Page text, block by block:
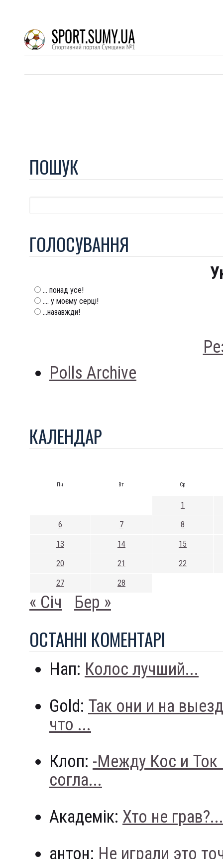
ПОШУК
ГОЛОСУВАННЯ
... понад усе!
.... у моєму серці!
...назавжди!
Polls Archive
КАЛЕНДАР
Пн Вт Ср
1
6 7 8
13 14 15
20 21 22
27 28
« Січ Бер »
ОСТАННI КОМЕНТАРI
Нап: Колос лучший...
Gold: Так они и на
что ...
Клоп: -Между Кос и
согла...
Академік: Хто не грав?...
антон: Не играли это